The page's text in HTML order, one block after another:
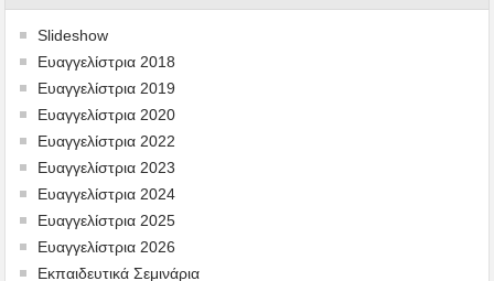
Slideshow
Ευαγγελίστρια 2018
Ευαγγελίστρια 2019
Ευαγγελίστρια 2020
Ευαγγελίστρια 2022
Ευαγγελίστρια 2023
Ευαγγελίστρια 2024
Ευαγγελίστρια 2025
Ευαγγελίστρια 2026
Εκπαιδευτικά Σεμινάρια